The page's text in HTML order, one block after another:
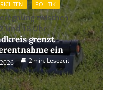
POLITIK
zwischen
und 18 Uhr
grenzt
ein
2 min. Lesezeit